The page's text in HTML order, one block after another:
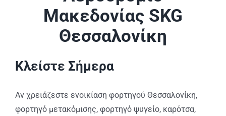
Μακεδονίας SKG
Θεσσαλονίκη
Κλείστε Σήμερα
Αν χρειάζεστε ενοικίαση φορτηγού Θεσσαλονίκη,
φορτηγό μετακόμισης, φορτηγό ψυγείο, καρότσα,